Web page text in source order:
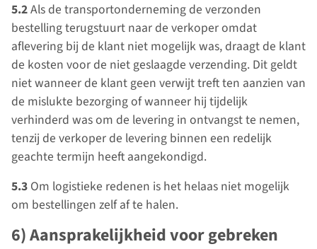
5.2Als de transportonderneming de verzonden
bestelling terugstuurt naar de verkoper omdat
aflevering bij de klant niet mogelijk was, draagt de klant
de kosten voor de niet geslaagde verzending. Dit geldt
niet wanneer de klant geen verwijt treft ten aanzien van
de mislukte bezorging of wanneer hij tijdelijk
verhinderd was om de levering in ontvangst te nemen,
tenzij de verkoper de levering binnen een redelijk
geachte termijn heeft aangekondigd.
5.3 Om logistieke redenen is het helaas niet mogelijk
om bestellingen zelf af te halen.
6) Aansprakelijkheid voor gebreken